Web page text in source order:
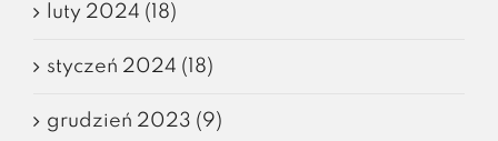
luty 2024 (18)
styczeń 2024 (18)
grudzień 2023 (9)